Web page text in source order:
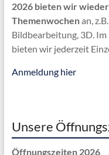
2026 bieten wir
Themenwochenan,
Bildbearbeitung, 3D.
bieten wir jederzeit
Anmeldung hier
Unsere
Öffnungszeiten 2026